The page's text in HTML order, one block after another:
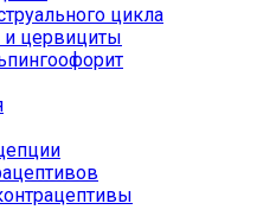
цикла
и цервициты